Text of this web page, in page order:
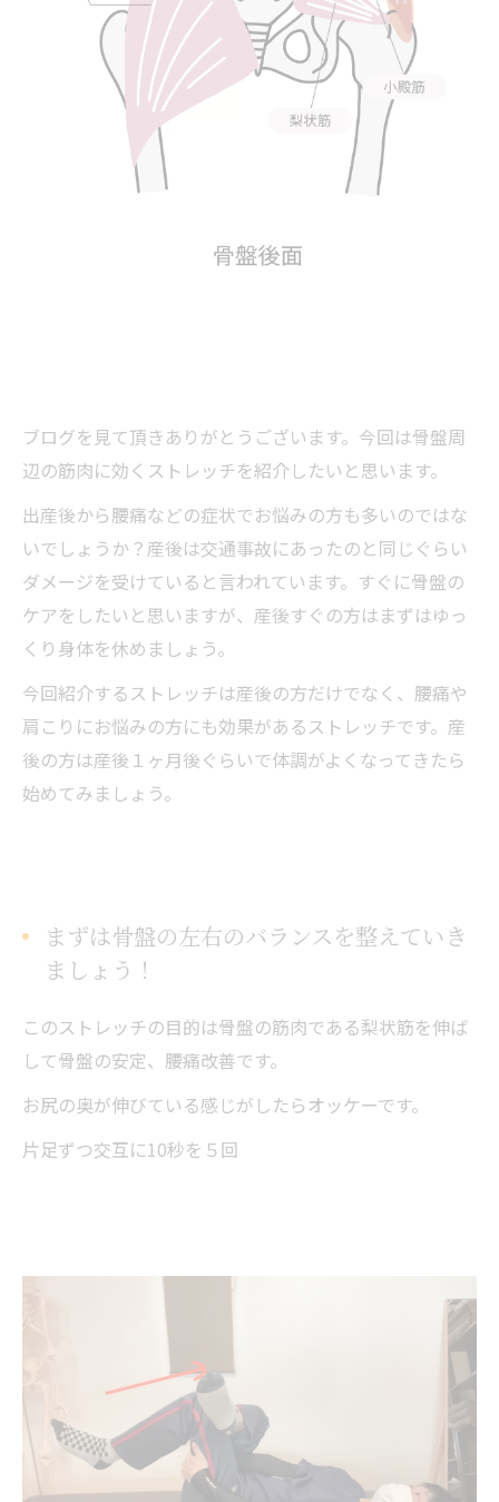
ブログを見て頂きありがとうございます。今回は骨盤周
辺の筋肉に効くストレッチを紹介したいと思います。
出産後から腰痛などの症状でお悩みの方も多いのではな
いでしょうか？産後は交通事故にあったのと同じぐらい
ダメージを受けていると言われています。すぐに骨盤の
ケアをしたいと思いますが、産後すぐの方はまずはゆっ
くり身体を休めましょう。
今回紹介するストレッチは産後の方だけでなく、腰痛や
肩こりにお悩みの方にも効果があるストレッチです。産
後の方は産後１ヶ月後ぐらいで体調がよくなってきたら
始めてみましょう。
まずは骨盤の左右のバランスを整えていき
ましょう！
このストレッチの目的は骨盤の筋肉である梨状筋を伸ば
して骨盤の安定、腰痛改善です。
お尻の奥が伸びている感じがしたらオッケーです。
片足ずつ交互に10秒を５回